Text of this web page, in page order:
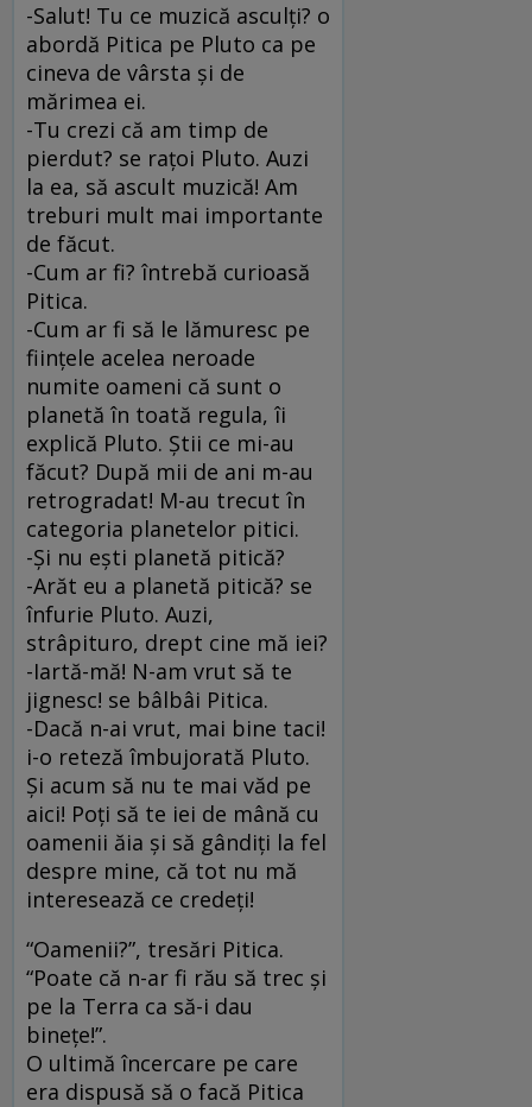
-Salut! Tu ce muzică asculţi? o
abordă Pitica pe Pluto ca pe
cineva de vârsta şi de
mărimea ei.
-Tu crezi că am timp de
pierdut? se raţoi Pluto. Auzi
la ea, să ascult muzică! Am
treburi mult mai importante
de făcut.
-Cum ar fi? întrebă curioasă
Pitica.
-Cum ar fi să le lămuresc pe
fiinţele acelea neroade
numite oameni că sunt o
planetă în toată regula, îi
explică Pluto. Ştii ce mi-au
făcut? După mii de ani m-au
retrogradat! M-au trecut în
categoria planetelor pitici.
-Şi nu eşti planetă pitică?
-Arăt eu a planetă pitică? se
înfurie Pluto. Auzi,
strâpituro, drept cine mă iei?
-Iartă-mă! N-am vrut să te
jignesc! se bâlbâi Pitica.
-Dacă n-ai vrut, mai bine taci!
i-o reteză îmbujorată Pluto.
Şi acum să nu te mai văd pe
aici! Poţi să te iei de mână cu
oamenii ăia şi să gândiţi la fel
despre mine, că tot nu mă
interesează ce credeţi!
“Oamenii?”, tresări Pitica.
“Poate că n-ar fi rău să trec şi
pe la Terra ca să-i dau
bineţe!”.
O ultimă încercare pe care
era dispusă să o facă Pitica